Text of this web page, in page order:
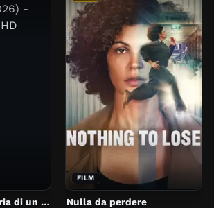
Lino D’Italia - Storia di un itALIENO
FILM
Nulla da perdere